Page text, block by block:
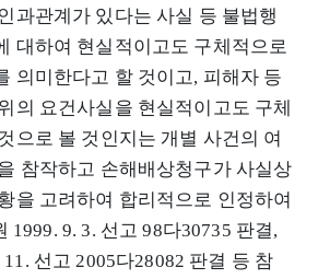
과관계가 있다는 사실 등 불법행
대하여 현실적이고도 구체적으로
의미한다고 할 것이고, 피해자 등
의 요건사실을 현실적이고도 구체
으로 볼 것인지는 개별 사건의 여
참작하고 손해배상청구가 사실상
을 고려하여 합리적으로 인정하여
1999. 9. 3. 선고 98다30735 판결,
선고 2005다28082 판결 등 참